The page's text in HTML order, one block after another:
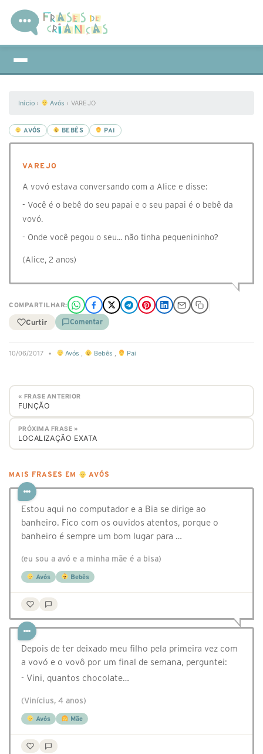
Início › Avós › VAREJO
AVÓS BEBÊS PAI
VAREJO
A vovó estava conversando com a Alice e disse:
- Você é o bebê do seu papai e o seu papai é o bebê da
vovó.
- Onde você pegou o seu... não tinha pequenininho?
(Alice, 2 anos)
COMPARTILHAR:
Curtir Comentar
10/06/2017 • Avós , Bebês , Pai
« FRASE ANTERIOR
FUNÇÃO
PRÓXIMA FRASE »
LOCALIZAÇÃO EXATA
MAIS FRASES EM AVÓS
Estou aqui no computador e a Bia se dirige ao
banheiro. Fico com os ouvidos atentos, porque o
banheiro é sempre um bom lugar para …
(eu sou a avó e a minha mãe é a bisa)
Avós Bebês
Depois de ter deixado meu filho pela primeira vez com
a vovó e o vovô por um final de semana, perguntei:
- Vini, quantos chocolate…
(Vinícius, 4 anos)
Avós Mãe